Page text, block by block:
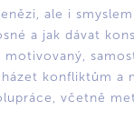
ale i
a jak dávat
konfliktům
včetně